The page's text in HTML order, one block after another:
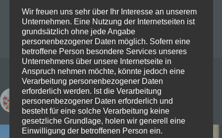
freye_rittersleut_zu_randingen
Wir freuen uns sehr über Ihr Interesse an unserem
Unternehmen. Eine Nutzung der Internetseiten ist
grundsätzlich ohne jede Angabe
personenbezogener Daten möglich. Sofern eine
betroffene Person besondere Services unseres
Unternehmens über unsere Internetseite in
Anspruch nehmen möchte, könnte jedoch eine
Verarbeitung personenbezogener Daten
erforderlich werden. Ist die Verarbeitung
personenbezogener Daten erforderlich und
besteht für eine solche Verarbeitung keine
gesetzliche Grundlage, holen wir generell eine
Einwilligung der betroffenen Person ein.